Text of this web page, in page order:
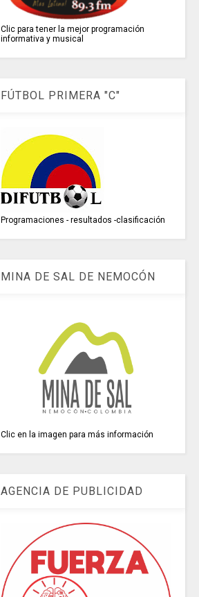
Clic para tener la mejor programación
informativa y musical
FÚTBOL PRIMERA "C"
Programaciones - resultados -clasificación
MINA DE SAL DE NEMOCÓN
Clic en la imagen para más información
AGENCIA DE PUBLICIDAD